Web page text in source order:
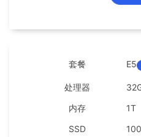
E5
1T